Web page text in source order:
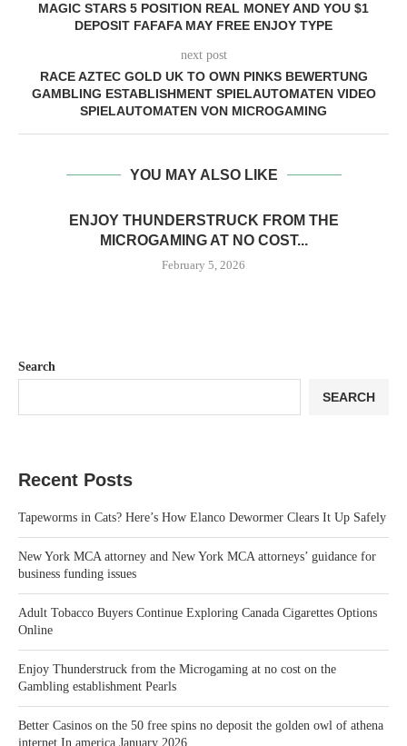
MAGIC STARS 5 POSITION REAL MONEY AND YOU $1
DEPOSIT FAFAFA MAY FREE ENJOY TYPE
next post
RACE AZTEC GOLD UK TO OWN PINKS BEWERTUNG
GAMBLING ESTABLISHMENT SPIELAUTOMATEN VIDEO
SPIELAUTOMATEN VON MICROGAMING
YOU MAY ALSO LIKE
ENJOY THUNDERSTRUCK FROM THE
MICROGAMING AT NO COST...
February 5, 2026
Search
SEARCH
Recent Posts
Tapeworms in Cats? Here’s How Elanco Dewormer Clears It Up Safely
New York MCA attorney and New York MCA attorneys’ guidance for
business funding issues
Adult Tobacco Buyers Continue Exploring Canada Cigarettes Options
Online
Enjoy Thunderstruck from the Microgaming at no cost on the
Gambling establishment Pearls
Better Casinos on the 50 free spins no deposit the golden owl of athena
internet In america January 2026